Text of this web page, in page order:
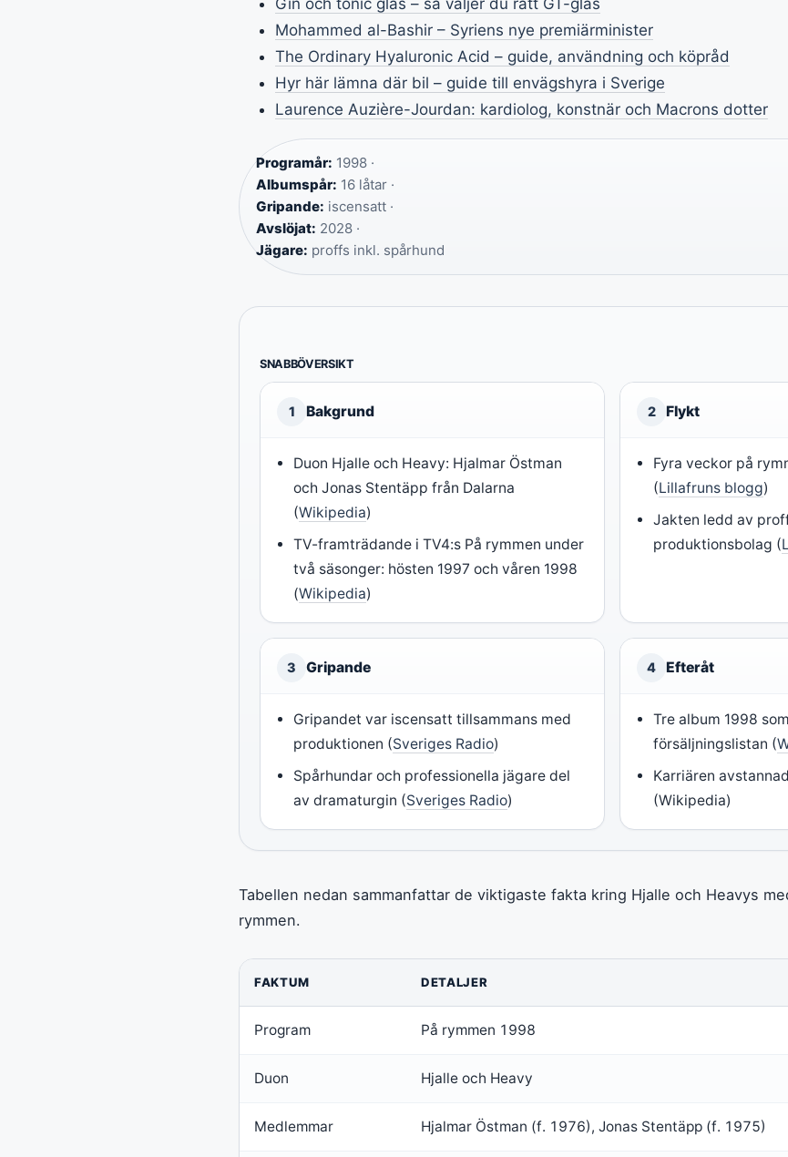
Mohammed al-Bashir – Syriens nye premiärminister
The Ordinary Hyaluronic Acid – guide, användning och köpråd
Hyr här lämna där bil – guide till envägshyra i Sverige
Laurence Auzière-Jourdan: kardiolog, konstnär och Macrons dotter
Programår: 1998 ·
Albumspår: 16 låtar ·
Gripande: iscensatt ·
Avslöjat: 2028 ·
Jägare: proffs inkl. spårhund
SNABBÖVERSIKT
1 Bakgrund
Duon Hjalle och Heavy: Hjalmar Östman
och Jonas Stentäpp från Dalarna
(Wikipedia)
TV-framträdande i TV4:s På rymmen under
två säsonger: hösten 1997 och våren 1998
(Wikipedia)
2 Flykt
Fyra veckor på
(Lillafruns blogg)
Jakten ledd av
produktionsbolag (
3 Gripande
Gripandet var iscensatt tillsammans med
produktionen (Sveriges Radio)
Spårhundar och professionella jägare del
av dramaturgin (Sveriges Radio)
4 Efteråt
Tre album 1998
försäljningslistan (
Karriären
(Wikipedia)
Tabellen nedan sammanfattar de viktigaste fakta kring Hjalle och Heavys
rymmen.
FAKTUM DETALJER
Program På rymmen 1998
Duon Hjalle och Heavy
Medlemmar Hjalmar Östman (f. 1976), Jonas Stentäpp (f. 1975)